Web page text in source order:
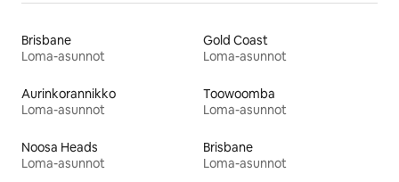
Brisbane
Loma-asunnot
Gold Coast
Loma-asunnot
Aurinkorannikko
Loma-asunnot
Toowoomba
Loma-asunnot
Noosa Heads
Loma-asunnot
Brisbane
Loma-asunnot